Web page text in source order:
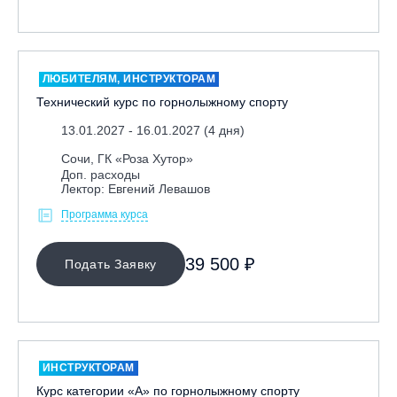
ОЧИСТИТЬ ФИЛЬТР
ЛЮБИТЕЛЯМ, ИНСТРУКТОРАМ
Технический курс по горнолыжному спорту
13.01.2027 - 16.01.2027 (4 дня)
Сочи, ГК «Роза Хутор»
Доп. расходы
Лектор: Евгений Левашов
Программа курса
Подать Заявку 39 500 ₽
ИНСТРУКТОРАМ
Курс категории «А» по горнолыжному спорту